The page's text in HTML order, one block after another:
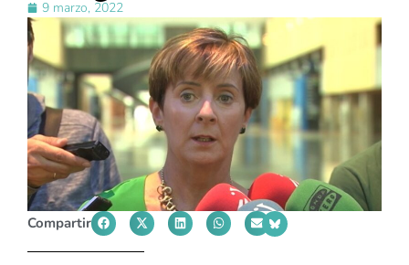
9 marzo, 2022
Compartir